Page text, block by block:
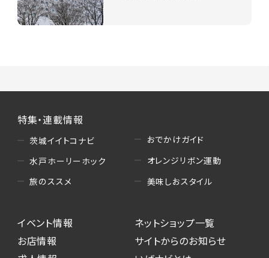
特集・連載情報
茨城イイトコナビ
水戸ホーリーホック
旅のススメ
おでかけガイド
オレンジリボン運動
美味しおスタイル
イベント情報
お店情報
ネットショップ一覧
サイトからのお知らせ